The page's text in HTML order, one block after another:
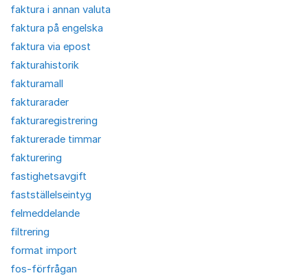
faktura i annan valuta
faktura på engelska
faktura via epost
fakturahistorik
fakturamall
fakturarader
fakturaregistrering
fakturerade timmar
fakturering
fastighetsavgift
fastställelseintyg
felmeddelande
filtrering
format import
fos-förfrågan